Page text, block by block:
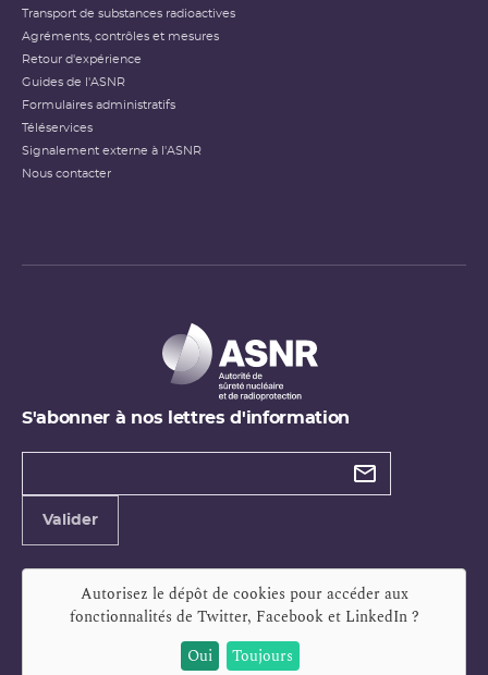
Transport de substances radioactives
Agréments, contrôles et mesures
Retour d'expérience
Guides de l'ASNR
Formulaires administratifs
Téléservices
Signalement externe à l'ASNR
Nous contacter
S'abonner à nos lettres d'information
Types de
Valider
Autorisez le dépôt de cookies pour accéder aux
fonctionnalités de Twitter, Facebook et LinkedIn?
Oui
Toujours